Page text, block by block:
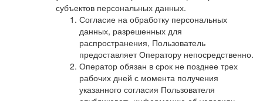
субъектов персональных данных.
Согласие на обработку персональных
данных, разрешенных для
распространения, Пользователь
предоставляет Оператору непосредственно.
Оператор обязан в срок не позднее трех
рабочих дней с момента получения
указанного согласия Пользователя